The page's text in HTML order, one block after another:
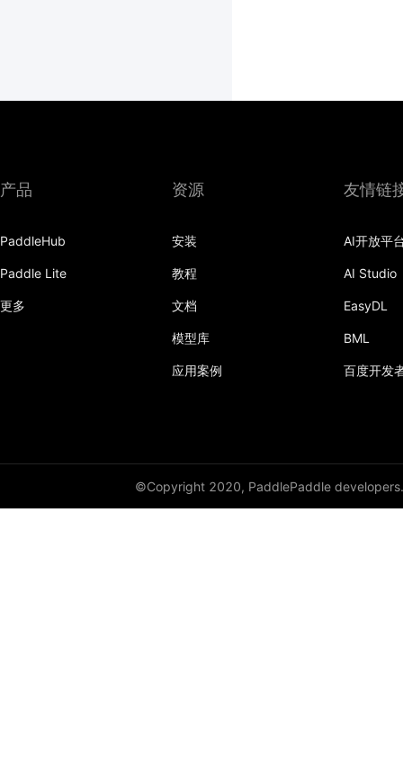
产品
PaddleHub
Paddle Lite
更多
资源
安装
教程
文档
模型库
应用案例
友情链
AI开放平
AI Studio
EasyDL
BML
百度开发
©Copyright 2020, PaddlePaddle developers.